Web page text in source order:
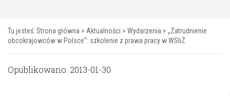
Tu jesteś: Strona główna > Aktualności > Wydarzenia > „Zatrudnienie
obcokrajowców w Polsce”: szkolenie z prawa pracy w WSIiZ
Opublikowano: 2013-01-30